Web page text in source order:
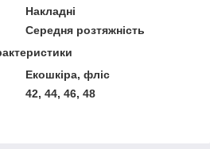
Накладні
Середня розтяжність
Екошкіра, фліс
42, 44, 46, 48